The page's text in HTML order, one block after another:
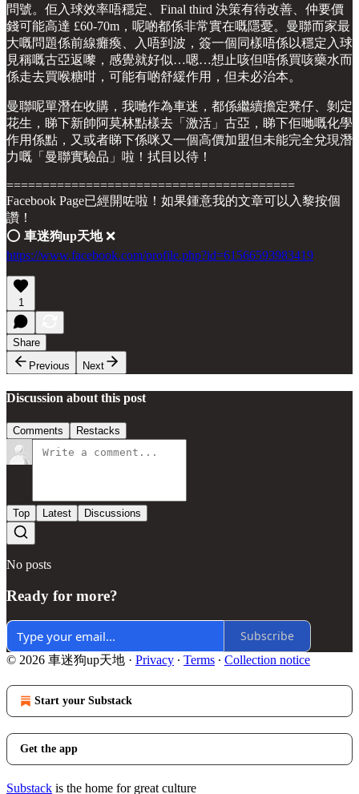
問號。佢入球效率唔穩定、Final third 決策有待改善、仲要價
錢可能高達 £60-70m，呢啲都係非常實在嘅隱憂。曼聯而家最
大嘅問題係前線癱瘓、入唔到波，簽一個同樣唔係以穩定入球
見稱嘅古亞返嚟，感覺就好似…嗯…想止咳但唔係買咳藥水而
係走去買喉糖咁，可能有啲舒緩作用，但未必治本。
曼聯呢單潛在收購，我哋作為車迷，都係繼續擔定凳仔、剝定
花生，睇下新帥阿莫林點樣去「激活」古亞，睇下佢哋嘅化學
作用係點，又或者睇下係咪又一個高價加盟但未能完全兌現潛
力嘅「曼聯實驗品」啦！拭目以待！
========================================
Facebook Page已經開咗啦！如果鍾意我的文章可以入黎按個
讚！
⭕️ 車迷狗up天地❌
https://www.facebook.com/profile.php?id=61566593983419
1
Share
Previous
Next
Discussion about this post
Comments Restacks
Top Latest Discussions
No posts
Ready for more?
Subscribe
© 2026 車迷狗up天地 · Privacy ∙ Terms ∙ Collection notice
Start your Substack
Get the app
Substack is the home for great culture